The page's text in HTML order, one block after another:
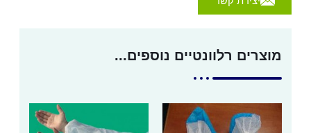
מוצרים רלוונטיים נוספים...